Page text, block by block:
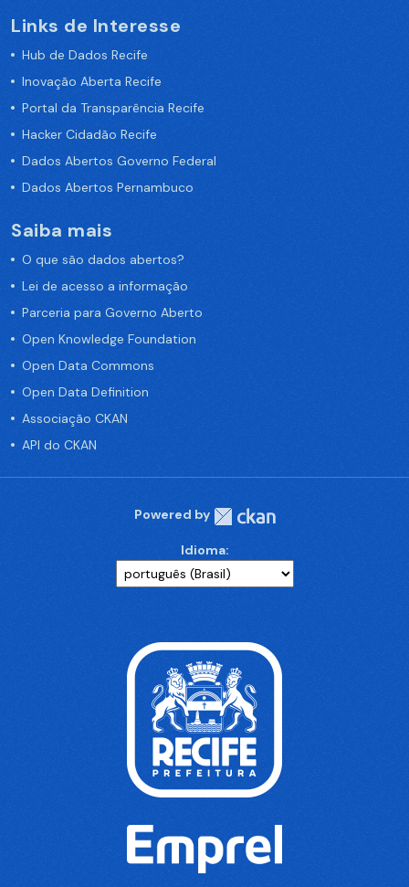
Links de Interesse
Hub de Dados Recife
Inovação Aberta Recife
Portal da Transparência Recife
Hacker Cidadão Recife
Dados Abertos Governo Federal
Dados Abertos Pernambuco
Saiba mais
O que são dados abertos?
Lei de acesso a informação
Parceria para Governo Aberto
Open Knowledge Foundation
Open Data Commons
Open Data Definition
Associação CKAN
API do CKAN
Powered by
Idioma